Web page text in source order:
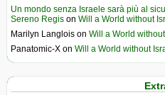
Un mondo senza Israele sarà più al
Sereno Regis on Will a World without
Marilyn Langlois on Will a World
Panatomic-X on Will a World without